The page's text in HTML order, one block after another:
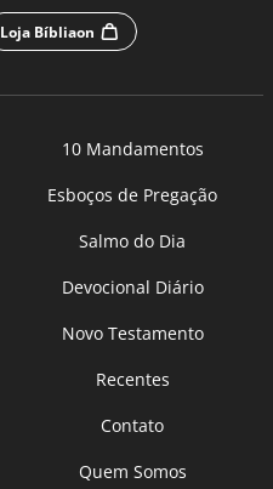
Loja Bíbliaon
10 Mandamentos
Esboços de Pregação
Salmo do Dia
Devocional Diário
Novo Testamento
Recentes
Contato
Quem Somos